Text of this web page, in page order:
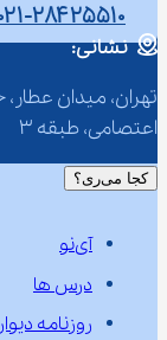
۰۲۱-
نشانی:
اعتصامی، طبقه 3
کجا می‌ری؟
آی‌نو
درس ها
روزنامه